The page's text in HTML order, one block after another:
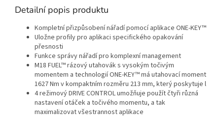
Detailní popis produktu
Kompletní přizpůsobení nářadí pomocí aplikace ONE-KEY™
Uložne profily pro aplikaci specifického opakování
přesnosti
Funkce správy nářadí pro komplexní management
M18 FUEL™ rázový utahovák s vysokým točivým
momentem a technologií ONE-KEY™ má utahovací moment
1627 Nm v kompaktním rozměru 213 mm, který poskytuje l
4 režimový DRIVE CONTROL umožňuje použít čtyři různá
nastavení otáček a točivého momentu, a tak
maximalizovat všestrannost aplikace